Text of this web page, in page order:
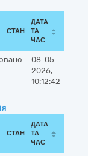
СТАН
ДАТА
ТА
ЧАС
08-05-
2026,
10:12:42
СТАН
ДАТА
ТА
ЧАС